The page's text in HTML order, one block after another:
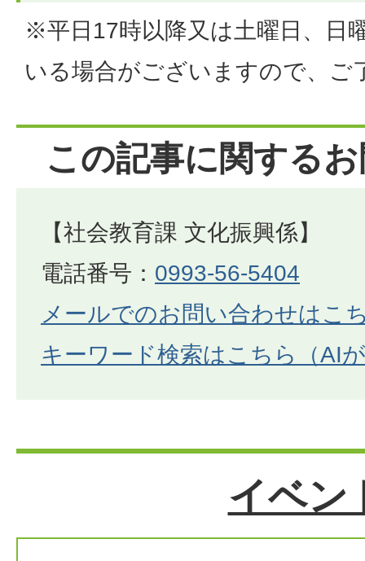
※平日17時以降又は土曜日、日
いる場合がございますので、ご
この記事に関する
【社会教育課 文化振興係】
電話番号： 0993-56-5404
メールでのお問い合わせはこ
キーワード検索はこちら（AI
イベン